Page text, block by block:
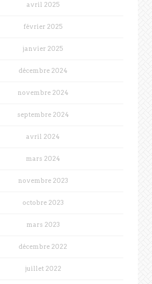
avril 2025
février 2025
janvier 2025
décembre 2024
novembre 2024
septembre 2024
avril 2024
mars 2024
novembre 2023
octobre 2023
mars 2023
décembre 2022
juillet 2022